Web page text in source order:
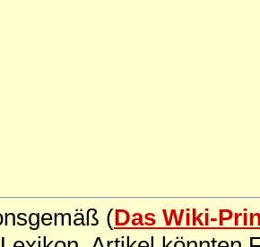
(Das Wiki-